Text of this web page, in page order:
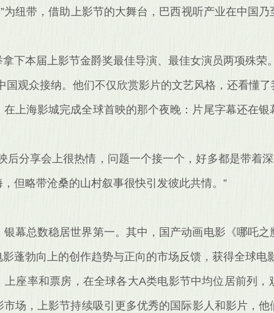
为纽带，借助上影节的大舞台，巴西视听产业在中国
下本届上影节金爵奖最佳导演、最佳女演员两项殊荣
国观众接纳。他们不仅欣赏影片的文艺风格，还看懂
上海影城完成全球首映的那个夜晚：片尾字幕还在
后分享会上很热情，问题一个接一个，好多都是带着
但略带沧桑的山村叙事很快引发彼此共情。”
幕总数稳居世界第一。其中，国产动画电影《哪吒
蓬勃向上的创作趋势与正向的市场反馈，获得全球电
座率和票房，在全球各大A类电影节中均位居前列
场，上影节持续吸引更多优秀的国际影人和影片，